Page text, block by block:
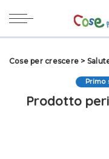
Cose per crescere >
Primo
Prodotto